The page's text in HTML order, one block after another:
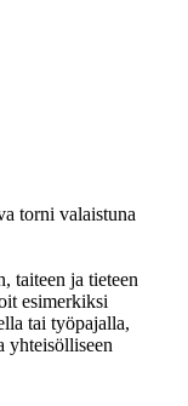
taiteen ja tieteen
esimerkiksi
tai työpajalla,
yhteisölliseen